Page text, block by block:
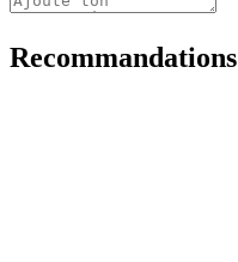
Recommandations